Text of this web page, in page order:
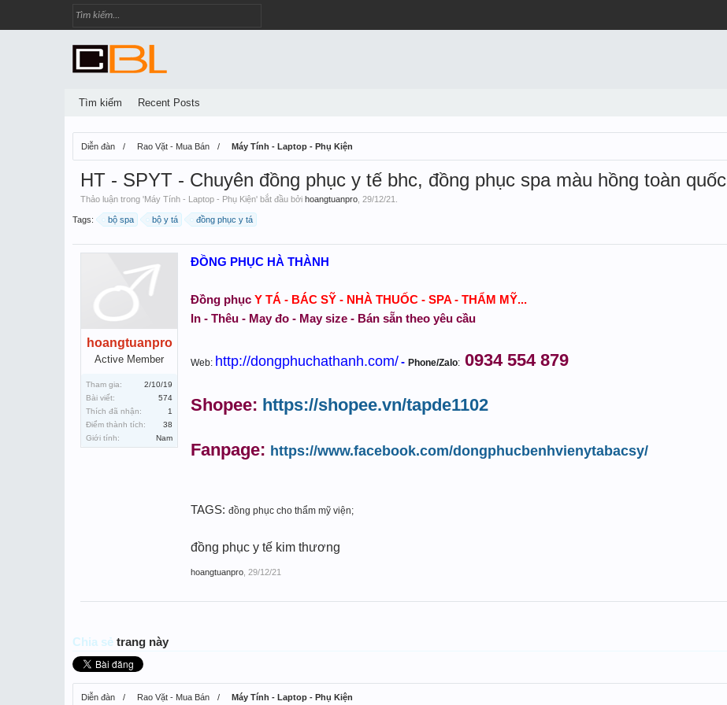
Diễn đàn Rao Vặt - Mua Bán Máy Tính - Laptop - Phụ Kiện
HT - SPYT - Chuyên đồng phục y tế bhc, đồng phục spa màu hồng toàn quốc
Thảo luận trong 'Máy Tính - Laptop - Phụ Kiện' bắt đầu bởi hoangtuanpro 29/12/21
Tags: bộ spa bộ y tá đồng phục y tá
hoangtuanpro
Active Member
Tham gia:
2/10/19
Bài viết:
574
Thích đã nhận:
1
Điểm thành tích:
38
Giới tính:
Nam
ĐỒNG PHỤC HÀ THÀNH
Đồng phục Y TÁ - BÁC SỸ - NHÀ THUỐC - SPA - THẨM MỸ...
In - Thêu - May đo - May size - Bán sẵn theo yêu cầu
Web: http://dongphuchathanh.com/- Phone/Zalo: 0934 554 879
Shopee: https://shopee.vn/tapde1102
Fanpage: https://www.facebook.com/dongphucbenhvienytabacsy/
TAGS: đồng phục cho thẩm mỹ viện;
đồng phục y tế kim thương
hoangtuanpro 29/12/21
Chia sẻ trang này
Diễn đàn Rao Vặt - Mua Bán Máy Tính - Laptop - Phụ Kiện
Tìm kiếm Recent Posts